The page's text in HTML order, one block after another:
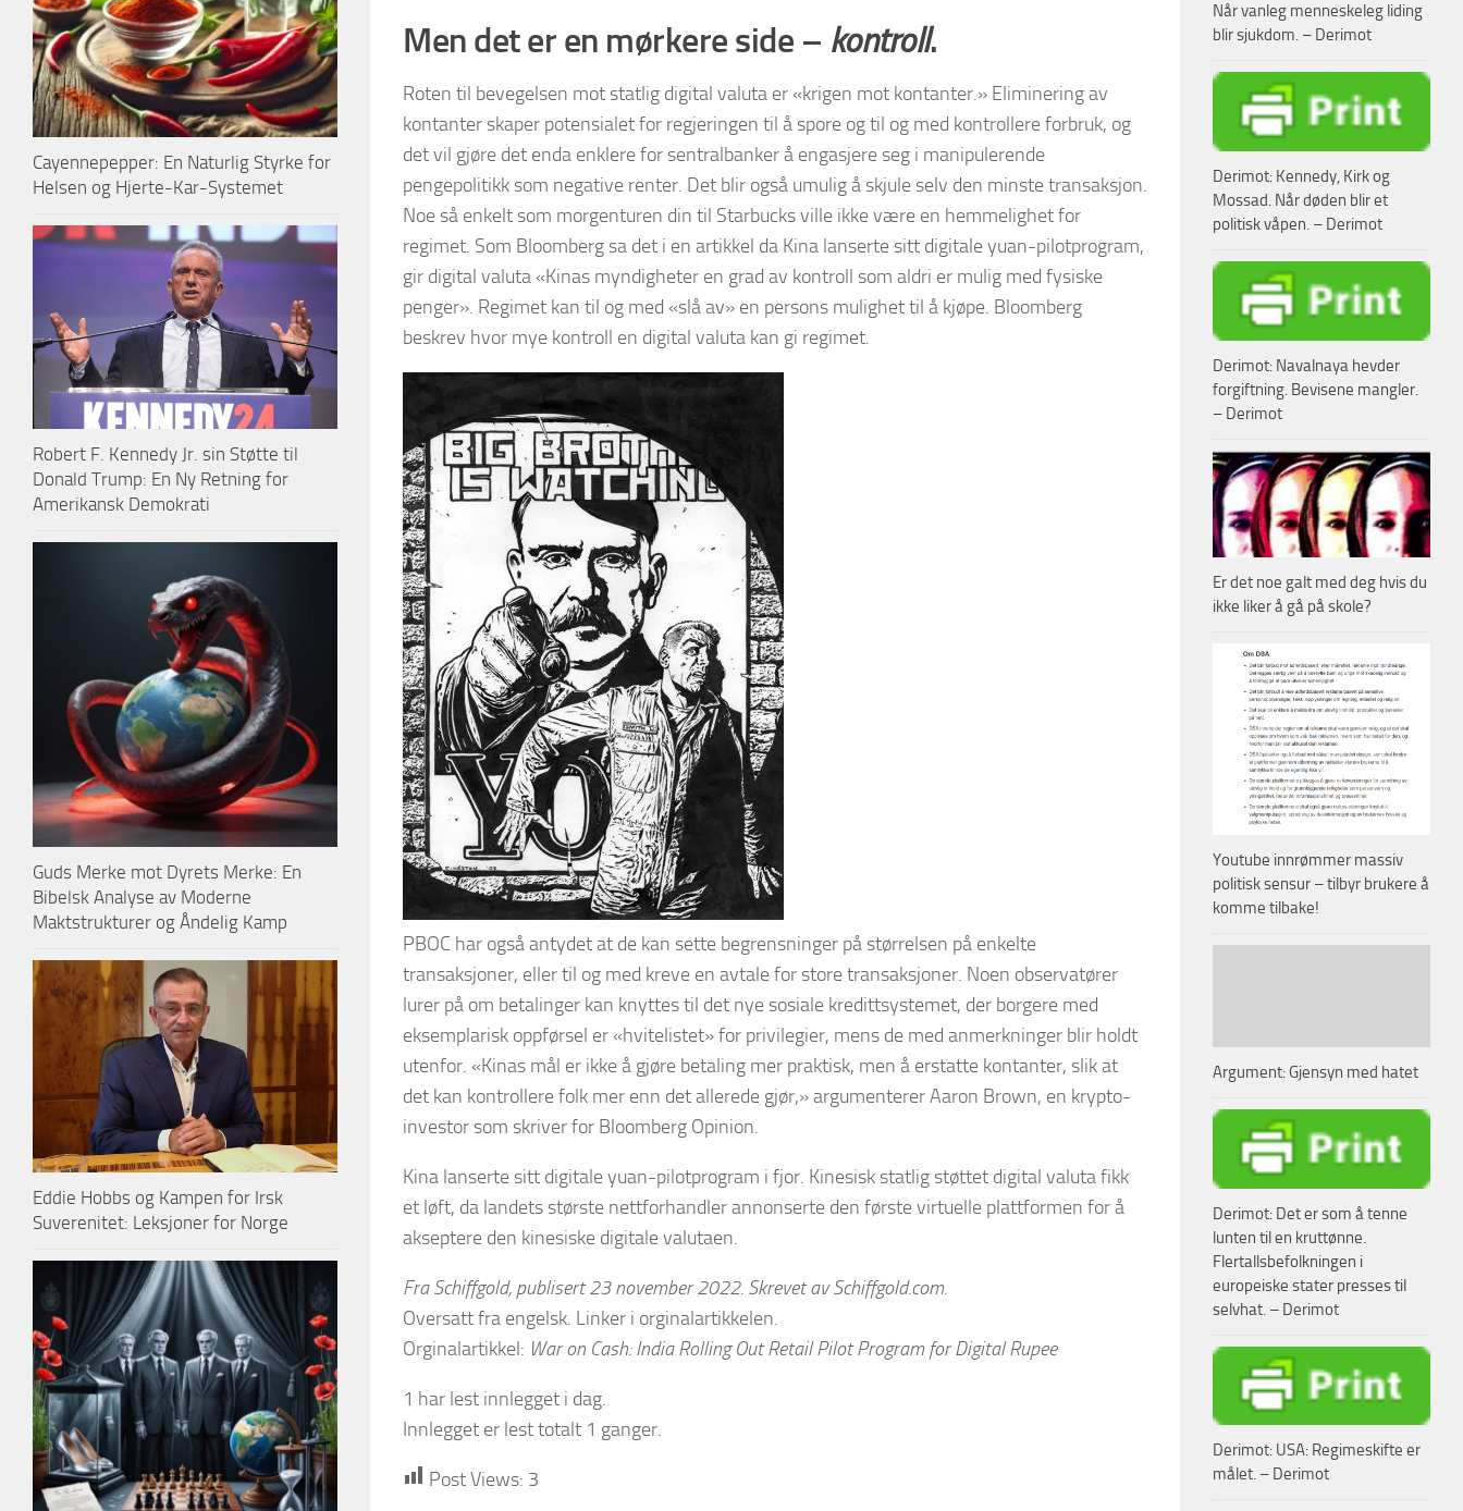
Men det er en mørkere side – kontroll.
Roten til bevegelsen mot statlig digital valuta er «krigen mot kontanter.» Eliminering av
kontanter skaper potensialet for regjeringen til å spore og til og med kontrollere forbruk, og
det vil gjøre det enda enklere for sentralbanker å engasjere seg i manipulerende
pengepolitikk som negative renter. Det blir også umulig å skjule selv den minste transaksjon.
Noe så enkelt som morgenturen din til Starbucks ville ikke være en hemmelighet for
regimet. Som Bloomberg sa det i en artikkel da Kina lanserte sitt digitale yuan-pilotprogram,
gir digital valuta «Kinas myndigheter en grad av kontroll som aldri er mulig med fysiske
penger». Regimet kan til og med «slå av» en persons mulighet til å kjøpe. Bloomberg
beskrev hvor mye kontroll en digital valuta kan gi regimet.
PBOC har også antydet at de kan sette begrensninger på størrelsen på enkelte
transaksjoner, eller til og med kreve en avtale for store transaksjoner. Noen observatører
lurer på om betalinger kan knyttes til det nye sosiale kredittsystemet, der borgere med
eksemplarisk oppførsel er «hvitelistet» for privilegier, mens de med anmerkninger blir holdt
utenfor. «Kinas mål er ikke å gjøre betaling mer praktisk, men å erstatte kontanter, slik at
det kan kontrollere folk mer enn det allerede gjør,» argumenterer Aaron Brown, en krypto-
investor som skriver for Bloomberg Opinion.
Kina lanserte sitt digitale yuan-pilotprogram i fjor. Kinesisk statlig støttet digital valuta fikk
et løft, da landets største nettforhandler annonserte den første virtuelle plattformen for å
akseptere den kinesiske digitale valutaen.
Fra Schiffgold, publisert 23 november 2022. Skrevet av Schiffgold.com.
Oversatt fra engelsk. Linker i orginalartikkelen.
Orginalartikkel: War on Cash: India Rolling Out Retail Pilot Program for Digital Rupee
1 har lest innlegget i dag.
Innlegget er lest totalt 1 ganger.
Post Views: 3
Cayennepepper: En Naturlig Styrke for
Helsen og Hjerte-Kar-Systemet
Robert F. Kennedy Jr. sin Støtte til
Donald Trump: En Ny Retning for
Amerikansk Demokrati
Guds Merke mot Dyrets Merke: En
Bibelsk Analyse av Moderne
Maktstrukturer og Åndelig Kamp
Eddie Hobbs og Kampen for Irsk
Suverenitet: Leksjoner for Norge
Når vanleg menneskeleg liding
blir sjukdom. – Derimot
Derimot: Kennedy, Kirk og
Mossad. Når døden blir et
politisk våpen. – Derimot
Derimot: Navalnaya hevder
forgiftning. Bevisene mangler.
– Derimot
Er det noe galt med deg hvis du
ikke liker å gå på skole?
Youtube innrømmer massiv
politisk sensur – tilbyr brukere å
komme tilbake!
Argument: Gjensyn med hatet
Derimot: Det er som å tenne
lunten til en kruttønne.
Flertallsbefolkningen i
europeiske stater presses til
selvhat. – Derimot
Derimot: USA: Regimeskifte er
målet. – Derimot